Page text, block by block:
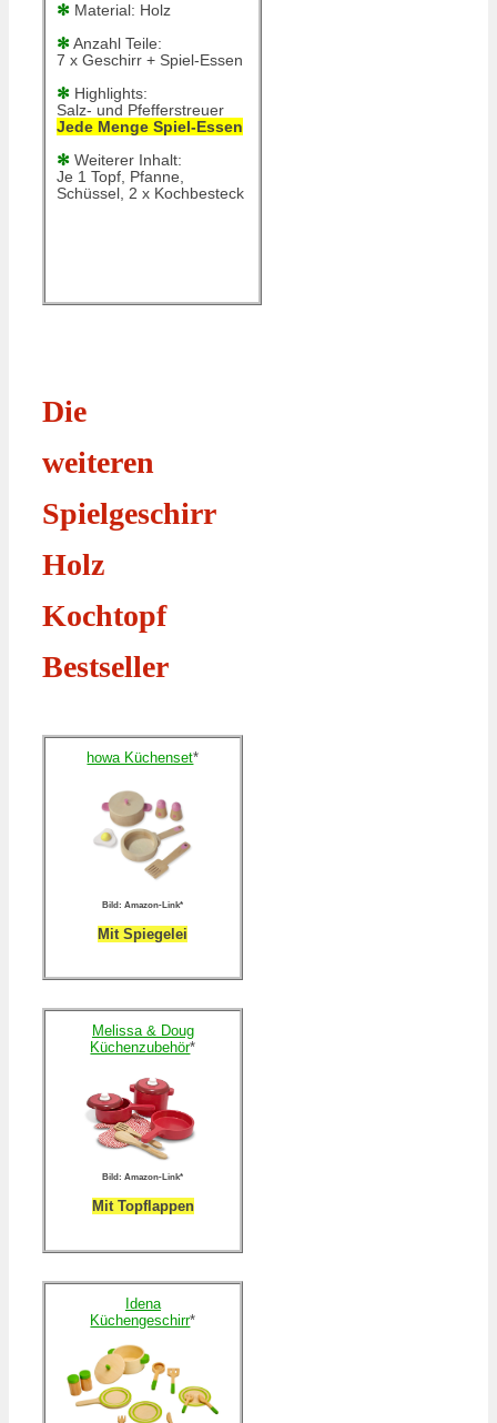
✻ Material: Holz
✻Anzahl Teile:
7 x Geschirr + Spiel-Essen
✻ Highlights:
Salz- und Pfefferstreuer
Jede Menge Spiel-Essen
✻ Weiterer Inhalt:
Je 1 Topf, Pfanne,
Schüssel, 2 x Kochbesteck
Die
weiteren
Spielgeschirr
Holz
Kochtopf
Bestseller
howa Küchenset*
Bild: Amazon-Link*
Mit Spiegelei
Melissa & Doug
Küchenzubehör*
Bild: Amazon-Link*
Mit Topflappen
Idena
Küchengeschirr*